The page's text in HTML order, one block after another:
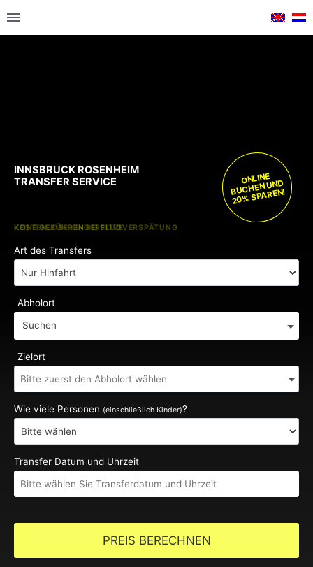
KOSTENLOSE KINDERSITZE
KEINE GEBÜHREN BEI FLUGVERSPÄTUNG
ONLINE
BUCHEN UND
20% SPAREN!
Art des Transfers
Abholort
Suchen
Zielort
Wie viele Personen (einschließlich Kinder)?
Transfer Datum und Uhrzeit
PREIS BERECHNEN
INNSBRUCK ROSENHEIM
TRANSFER SERVICE